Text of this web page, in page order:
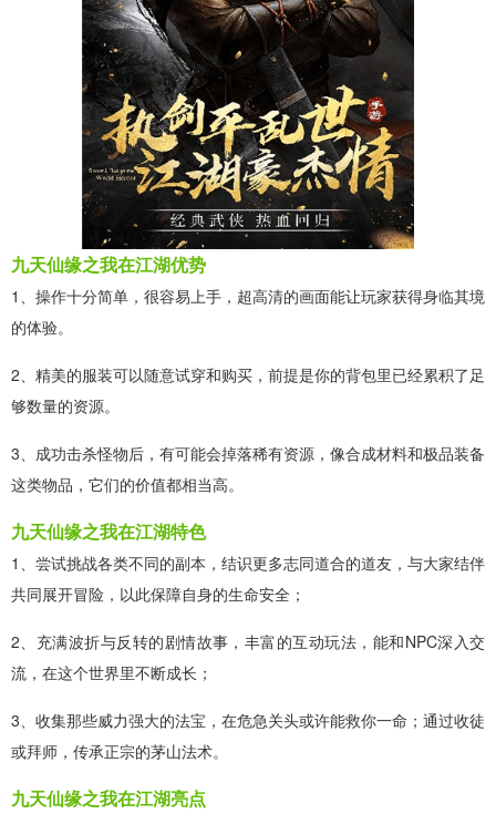
九天仙缘之我在江湖优势
1、操作十分简单，很容易上手，超高清的画面能让玩家获得身临其境
的体验。
2、精美的服装可以随意试穿和购买，前提是你的背包里已经累积了足
够数量的资源。
3、成功击杀怪物后，有可能会掉落稀有资源，像合成材料和极品装备
这类物品，它们的价值都相当高。
九天仙缘之我在江湖特色
1、尝试挑战各类不同的副本，结识更多志同道合的道友，与大家结伴
共同展开冒险，以此保障自身的生命安全；
2、充满波折与反转的剧情故事，丰富的互动玩法，能和NPC深入交
流，在这个世界里不断成长；
3、收集那些威力强大的法宝，在危急关头或许能救你一命；通过收徒
或拜师，传承正宗的茅山法术。
九天仙缘之我在江湖亮点